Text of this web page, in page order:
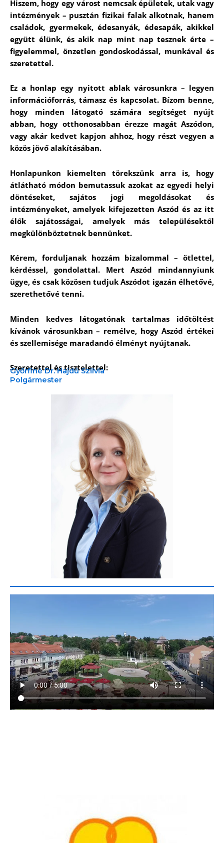
Hiszem, hogy egy várost nemcsak épületek, utak vagy
intézmények – pusztán fizikai falak alkotnak, hanem
családok, gyermekek, édesanyák, édesapák, akikkel
együtt élünk, és akik nap mint nap tesznek érte –
figyelemmel, önzetlen gondoskodással, munkával és
szeretettel.
Ez a honlap egy nyitott ablak városunkra – legyen
információforrás, támasz és kapcsolat. Bízom benne,
hogy minden látogató számára segítséget nyújt
abban, hogy otthonosabban érezze magát Aszódon,
vagy akár kedvet kapjon ahhoz, hogy részt vegyen a
közös jövő alakításában.
Honlapunkon kiemelten törekszünk arra is, hogy
átlátható módon bemutassuk azokat az egyedi helyi
döntéseket, sajátos jogi megoldásokat és
intézményeket, amelyek kifejezetten Aszód és az itt
élők sajátosságai, amelyek más településektől
megkülönböztetnek bennünket.
Kérem, forduljanak hozzám bizalommal – ötlettel,
kérdéssel, gondolattal. Mert Aszód mindannyiunk
ügye, és csak közösen tudjuk Aszódot igazán élhetővé,
szerethetővé tenni.
Minden kedves látogatónak tartalmas időtöltést
kívánok városunkban – remélve, hogy Aszód értékei
és szellemisége maradandó élményt nyújtanak.
Szeretettel és tisztelettel:
Győrfiné Dr. Hajdú Szilvia
Polgármester